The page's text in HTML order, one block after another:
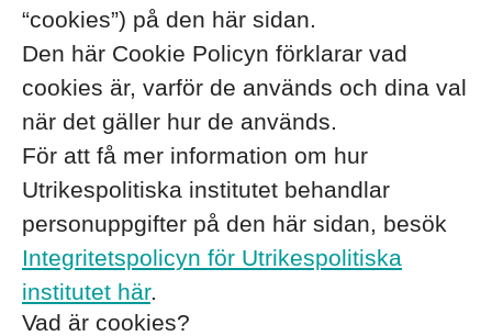
“cookies”) på den här sidan.
Den här Cookie Policyn förklarar vad
cookies är, varför de används och dina val
när det gäller hur de används.
För att få mer information om hur
Utrikespolitiska institutet behandlar
personuppgifter på den här sidan, besök
Integritetspolicyn för Utrikespolitiska
institutet här.
Vad är cookies?